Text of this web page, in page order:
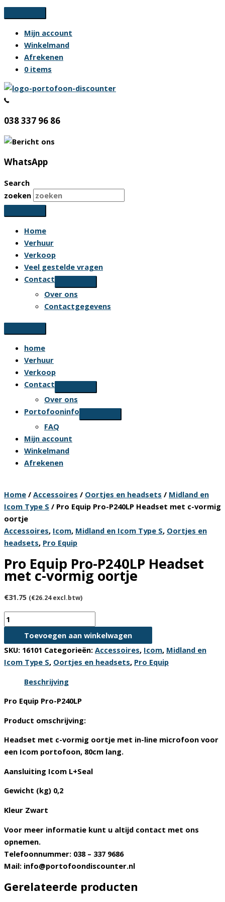
Ga
naar
inhoud
Mijn account
Winkelmand
Afrekenen
0 items
038 337 96 86
WhatsApp
Search
zoeken
Home
Verhuur
Verkoop
Veel gestelde vragen
Contact
Over ons
Contactgegevens
home
Verhuur
Verkoop
Contact
Over ons
Portofooninfo
FAQ
Mijn account
Winkelmand
Afrekenen
Home / Accessoires / Oortjes en headsets / Midland en
Icom Type S / Pro Equip Pro-P240LP Headset met c-vormig
oortje
Accessoires, Icom, Midland en Icom Type S, Oortjes en
headsets, Pro Equip
Pro Equip Pro-P240LP Headset
met c-vormig oortje
€31.75 (€26.24excl.btw)
Pro
Equip
Pro-
P240LP
Headset
vormig
aantal
Toevoegen aan winkelwagen
SKU: 16101 Categorieën: Accessoires, Icom, Midland en
Icom Type S, Oortjes en headsets, Pro Equip
Beschrijving
Pro Equip Pro-P240LP
Product omschrijving:
Headset met c-vormig oortje met in-line microfoon voor
een Icom portofoon, 80cm lang.
Aansluiting Icom L+Seal
Gewicht (kg) 0,2
Kleur Zwart
Voor meer informatie kunt u altijd contact met ons
opnemen.
Telefoonnummer: 038 – 337 9686
Mail: info@portofoondiscounter.nl
Gerelateerde producten